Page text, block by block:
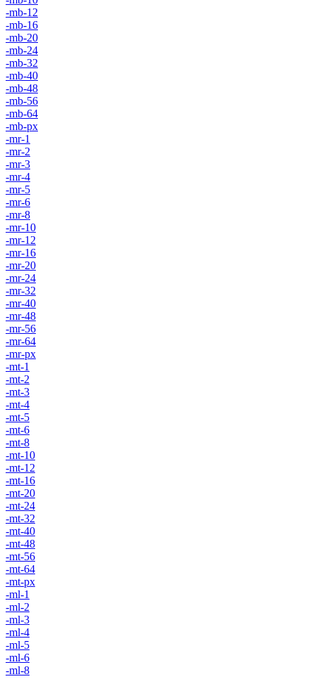
-mb-12
-mb-16
-mb-20
-mb-24
-mb-32
-mb-40
-mb-48
-mb-56
-mb-64
-mb-px
-mr-1
-mr-2
-mr-3
-mr-4
-mr-5
-mr-6
-mr-8
-mr-10
-mr-12
-mr-16
-mr-20
-mr-24
-mr-32
-mr-40
-mr-48
-mr-56
-mr-64
-mr-px
-mt-1
-mt-2
-mt-3
-mt-4
-mt-5
-mt-6
-mt-8
-mt-10
-mt-12
-mt-16
-mt-20
-mt-24
-mt-32
-mt-40
-mt-48
-mt-56
-mt-64
-mt-px
-ml-1
-ml-2
-ml-3
-ml-4
-ml-5
-ml-6
-ml-8